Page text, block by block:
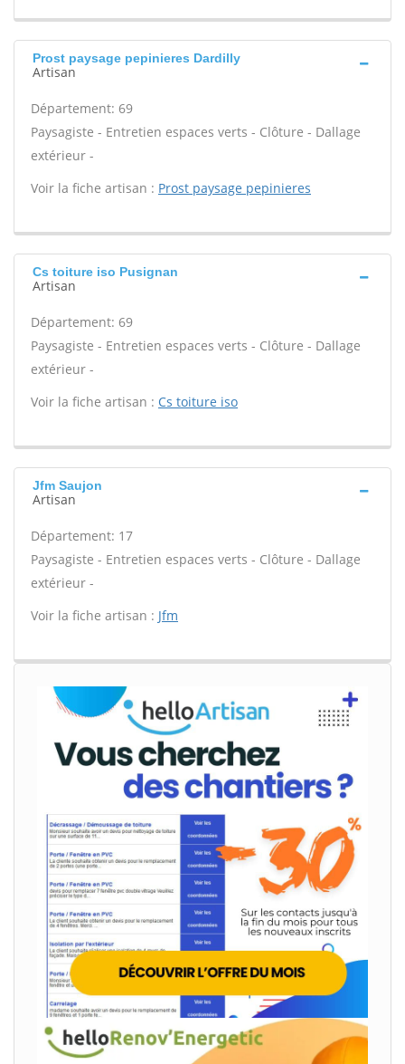
Prost paysage pepinieres Dardilly
Artisan
Département: 69
Paysagiste - Entretien espaces verts - Clôture - Dallage
extérieur -
Voir la fiche artisan : Prost paysage pepinieres
Cs toiture iso Pusignan
Artisan
Département: 69
Paysagiste - Entretien espaces verts - Clôture - Dallage
extérieur -
Voir la fiche artisan : Cs toiture iso
Jfm Saujon
Artisan
Département: 17
Paysagiste - Entretien espaces verts - Clôture - Dallage
extérieur -
Voir la fiche artisan : Jfm